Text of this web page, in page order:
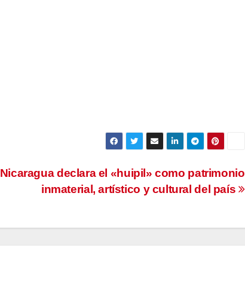
Nicaragua declara el «huipil» como patrimonio
inmaterial, artístico y cultural del país